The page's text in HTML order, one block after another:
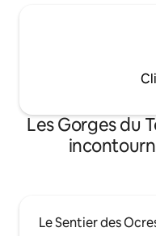
Les Gorges du
Le Sentier des